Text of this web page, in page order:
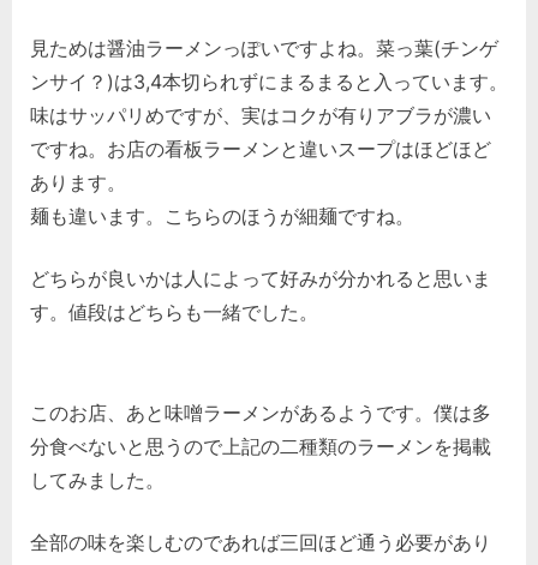
見ためは醤油ラーメンっぽいですよね。菜っ葉(チンゲ
ンサイ？)は3,4本切られずにまるまると入っています。
味はサッパリめですが、実はコクが有りアブラが濃い
ですね。お店の看板ラーメンと違いスープはほどほど
あります。
麺も違います。こちらのほうが細麺ですね。
どちらが良いかは人によって好みが分かれると思いま
す。値段はどちらも一緒でした。
このお店、あと味噌ラーメンがあるようです。僕は多
分食べないと思うので上記の二種類のラーメンを掲載
してみました。
全部の味を楽しむのであれば三回ほど通う必要があり